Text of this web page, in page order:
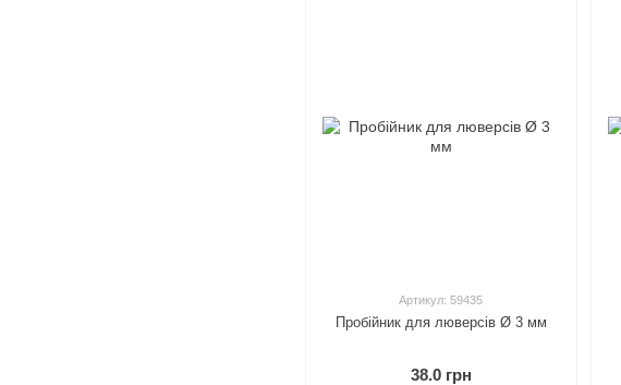
Артикул: 59435
Пробійник для люверсів Ø 3 мм
38.0 грн